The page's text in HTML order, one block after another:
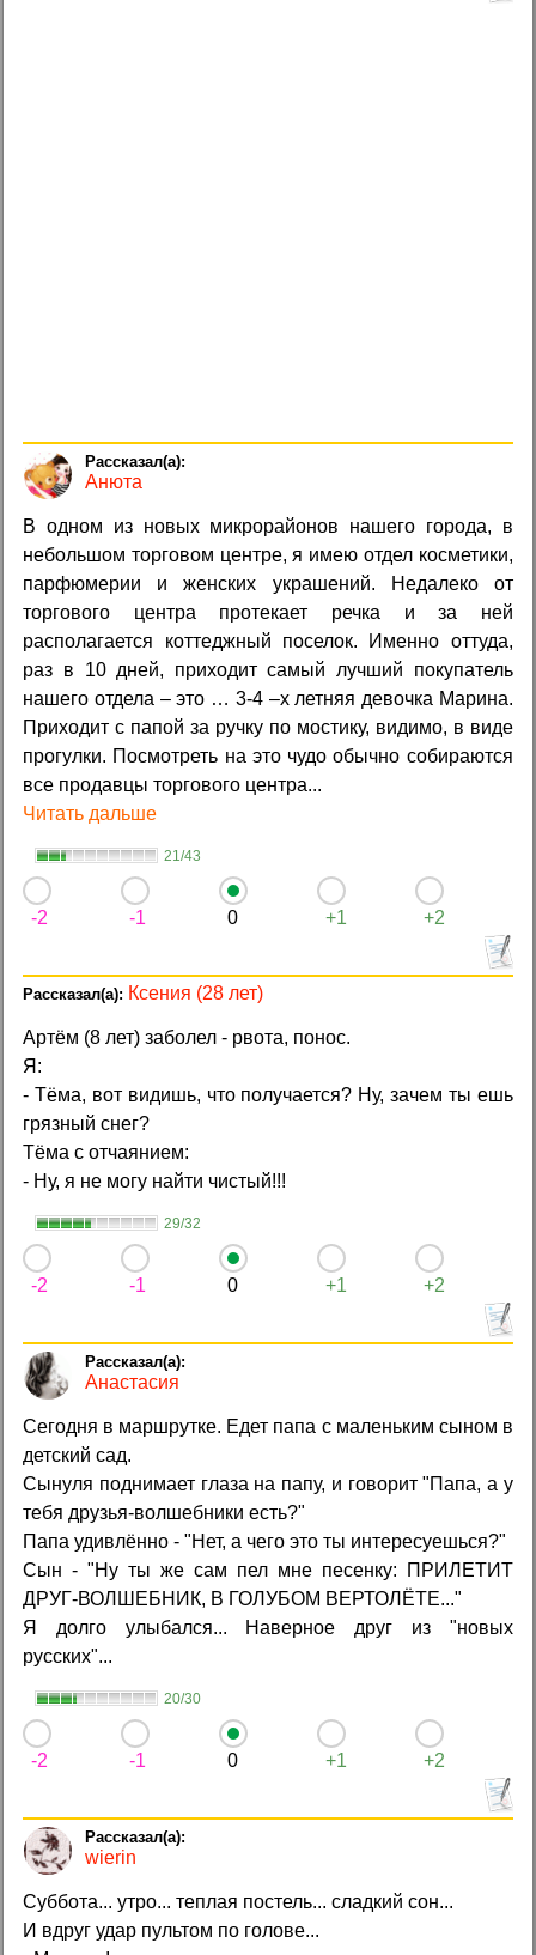
Анюта
В одном из новых микрорайонов нашего города, в
небольшом торговом центре, я имею отдел косметики,
парфюмерии и женских украшений. Недалеко от
торгового центра протекает речка и за ней
располагается коттеджный поселок. Именно оттуда,
раз в 10 дней, приходит самый лучший покупатель
нашего отдела – это … 3-4 –х летняя девочка Марина.
Приходит с папой за ручку по мостику, видимо, в виде
прогулки. Посмотреть на это чудо обычно собираются
все продавцы торгового центра...
Читать дальше
21/43
-2 -1 0 +1 +2
Ксения (28 лет)
Артём (8 лет) заболел - рвота, понос.
Я:
- Тёма, вот видишь, что получается? Ну, зачем ты ешь
грязный снег?
Тёма с отчаянием:
- Ну, я не могу найти чистый!!!
29/32
-2 -1 0 +1 +2
Анастасия
Сегодня в маршрутке. Едет папа с маленьким сыном в
детский сад.
Сынуля поднимает глаза на папу, и говорит "Папа, а у
тебя друзья-волшебники есть?"
Папа удивлённо - "Нет, а чего это ты интересуешься?"
Сын - "Ну ты же сам пел мне песенку: ПРИЛЕТИТ
ДРУГ-ВОЛШЕБНИК, В ГОЛУБОМ ВЕРТОЛЁТЕ..."
Я долго улыбался... Наверное друг из "новых
русских"...
20/30
-2 -1 0 +1 +2
wierin
Суббота... утро... теплая постель... сладкий сон...
И вдруг удар пультом по голове...